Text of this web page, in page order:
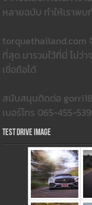
หลายฉบับ ทำให้เราพ
torquethailand.com
ที่สุด มารวมใว้ที่นี่ ไม่ว่
เชื่อถือได้
สนับสนุนติดต่อ
เบอร์โทร 065-455-
Test Drive Image